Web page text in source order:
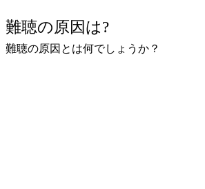
難聴の原因は?
難聴の原因とは何でしょうか？